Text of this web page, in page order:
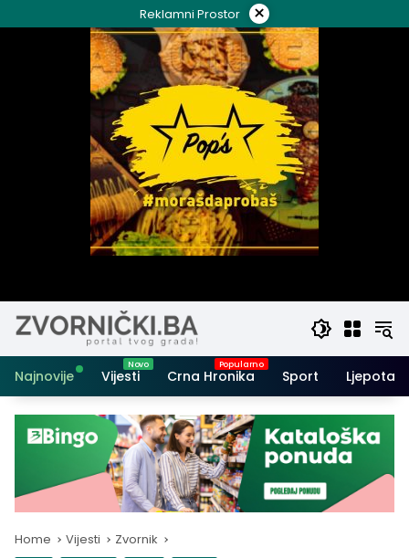
to
Reklamni Prostor ×
Najnovije Vijesti Crna Hronika Sport Ljepota i
Home Vijesti Zvornik